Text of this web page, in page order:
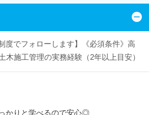
度でフォローします】《必須条件》高
木施工管理の実務経験（2年以上目安）
かりと学べるので安心◎